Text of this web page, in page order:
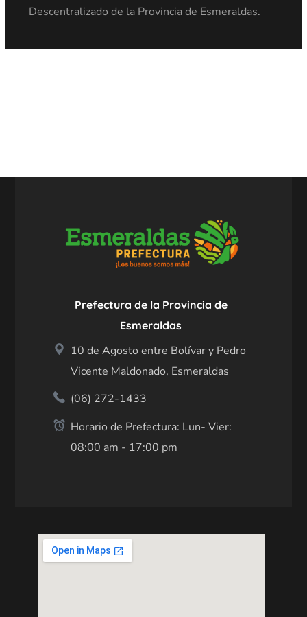
Descentralizado de la Provincia de Esmeraldas.
Prefectura de la Provincia de
Esmeraldas
10 de Agosto entre Bolívar y Pedro
Vicente Maldonado, Esmeraldas
(06) 272-1433
Horario de Prefectura: Lun- Vier:
08:00 am - 17:00 pm